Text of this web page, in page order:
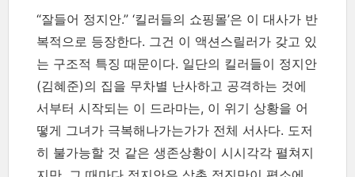
“잘들어 정지안.” ‘킬러들의 쇼핑몰’은 이 대사가 반
복적으로 등장한다. 그건 이 액션스릴러가 갖고 있
는 구조적 특징 때문이다. 일단의 킬러들이 정지안
(김혜준)의 집을 무차별 난사하고 공격하는 것에
서부터 시작되는 이 드라마는, 이 위기 상황을 어
떻게 그녀가 극복해나가는가가 전체 서사다. 도저
히 불가능할 것 같은 생존상황이 시시각각 펼쳐지